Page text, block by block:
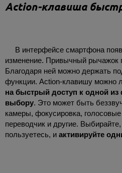
Action-клавиша
В интерфейсе смартфона
изменение. Привычный рычажок
Благодаря ней можно держать
функции. Action-клавишу можно
на быстрый доступ к одной
выбору. Это может быть
камеры, фокусировка,
переводчик и другие.
пользуетесь, и активируйте